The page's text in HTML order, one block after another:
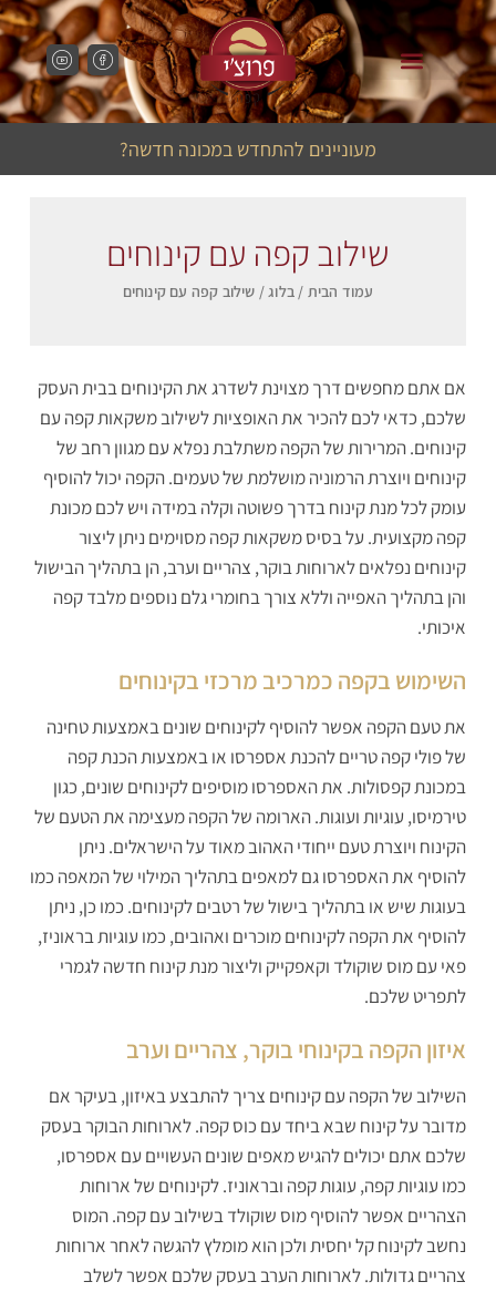
מעוניינים להתחדש במכונה חדשה?
שילוב קפה עם קינוחים
עמוד הבית / בלוג/ שילוב קפה עם קינוחים
אם אתם מחפשים דרך מצוינת לשדרג את הקינוחים בבית העסק
שלכם, כדאי לכם להכיר את האופציות לשילוב משקאות קפה עם
קינוחים. המרירות של הקפה משתלבת נפלא עם מגוון רחב של
קינוחים ויוצרת הרמוניה מושלמת של טעמים. הקפה יכול להוסיף
עומק לכל מנת קינוח בדרך פשוטה וקלה במידה ויש לכם מכונת
קפה מקצועית. על בסיס משקאות קפה מסוימים ניתן ליצור
קינוחים נפלאים לארוחות בוקר, צהריים וערב, הן בתהליך הבישול
והן בתהליך האפייה וללא צורך בחומרי גלם נוספים מלבד קפה
איכותי.
השימוש בקפה כמרכיב מרכזי בקינוחים
את טעם הקפה אפשר להוסיף לקינוחים שונים באמצעות טחינה
של פולי קפה טריים להכנת אספרסו או באמצעות הכנת קפה
במכונת קפסולות. את האספרסו מוסיפים לקינוחים שונים, כגון
טירמיסו, עוגיות ועוגות. הארומה של הקפה מעצימה את הטעם של
הקינוח ויוצרת טעם ייחודי האהוב מאוד על הישראלים. ניתן
להוסיף את האספרסו גם למאפים בתהליך המילוי של המאפה כמו
בעוגות שיש או בתהליך בישול של רטבים לקינוחים. כמו כן, ניתן
להוסיף את הקפה לקינוחים מוכרים ואהובים, כמו עוגיות בראוניז,
פאי עם מוס שוקולד וקאפקייק וליצור מנת קינוח חדשה לגמרי
לתפריט שלכם.
איזון הקפה בקינוחי בוקר, צהריים וערב
השילוב של הקפה עם קינוחים צריך להתבצע באיזון, בעיקר אם
מדובר על קינוח שבא ביחד עם כוס קפה. לארוחות הבוקר בעסק
שלכם אתם יכולים להגיש מאפים שונים העשויים עם אספרסו,
כמו עוגיות קפה, עוגות קפה ובראוניז. לקינוחים של ארוחות
הצהריים אפשר להוסיף מוס שוקולד בשילוב עם קפה. המוס
נחשב לקינוח קל יחסית ולכן הוא מומלץ להגשה לאחר ארוחות
צהריים גדולות. לארוחות הערב בעסק שלכם אפשר לשלב